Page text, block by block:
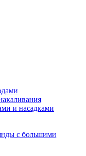
и насадками
с большими